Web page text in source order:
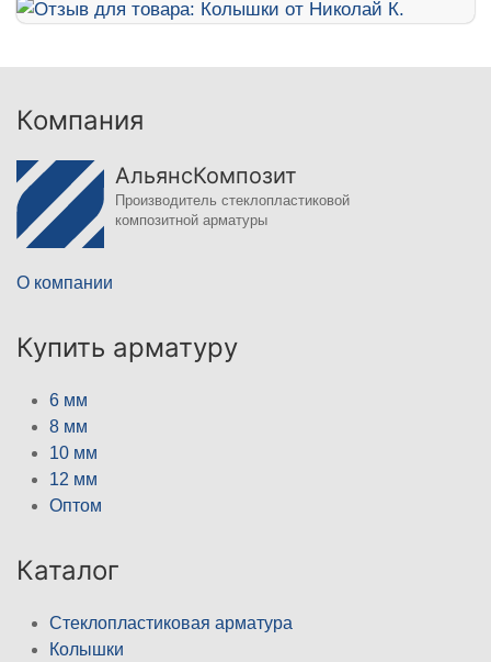
Компания
АльянсКомпозит
Производитель стеклопластиковой
композитной арматуры
О компании
Купить арматуру
6 мм
8 мм
10 мм
12 мм
Оптом
Каталог
Стеклопластиковая арматура
Колышки